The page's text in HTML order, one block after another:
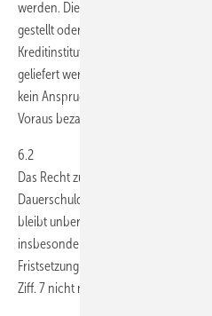
werden. Die Abonnementpreise
gestellt oder bei Teilnahme am
Kreditinstituten abgebucht. Sollte die
geliefert werden können, die nicht
kein Anspruch auf Nachlieferung,
Voraus bezahlten Bezugsgeldern.
6.2
Das Recht zur außerordentlichen
Dauerschuldverhältnissen
bleibt unberührt. GEM ist zur
insbesondere dann berechtigt, wenn
Fristsetzung seiner Verpflichtung zur
Ziff. 7 nicht nachkommt.